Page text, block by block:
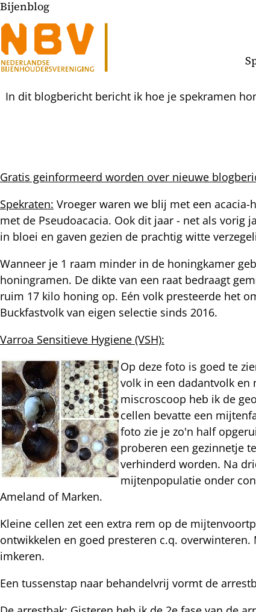
Bijenblog
In dit blogbericht bericht ik hoe je spekramen
Gratis geinformeerd worden over nieuwe
Spekraten: Vroeger waren we blij met een
met de Pseudoacacia. Ook dit jaar - net als vorig
in bloei en gaven gezien de prachtig witte
Wanneer je 1 raam minder in de honingkamer
honingramen. De dikte van een raat bedraagt
ruim 17 kilo honing op. Eén volk presteerde het
Buckfastvolk van eigen selectie sinds 2016.
Varroa Sensitieve Hygiene (VSH):
Op deze foto is goed te
volk in een dadantvolk en
miscroscoop heb ik de
cellen bevatte een
foto zie je zo'n half
proberen een gezinnetje
verhinderd worden. Na
mijtenpopulatie onder
Ameland of Marken.
Kleine cellen zet een extra rem op de
ontwikkelen en goed presteren c.q.
imkeren.
Een tussenstap naar behandelvrij vormt de